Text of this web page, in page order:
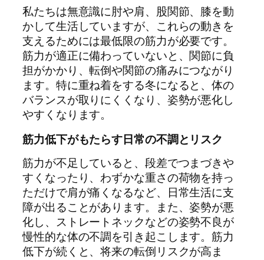
私たちは無意識に肘や肩、股関節、膝を動
かして生活していますが、これらの動きを
支えるためには最低限の筋力が必要です。
筋力が適正に備わっていないと、関節に負
担がかかり、転倒や関節の痛みにつながり
ます。特に重ね着をする冬になると、体の
バランスが取りにくくなり、姿勢が悪化し
やすくなります。
筋力低下がもたらす日常の不調とリスク
筋力が不足していると、段差でつまづきや
すくなったり、わずかな重さの荷物を持っ
ただけで肩が痛くなるなど、日常生活に支
障が出ることがあります。また、姿勢が悪
化し、ストレートネックなどの姿勢不良が
慢性的な体の不調を引き起こします。筋力
低下が続くと、将来の転倒リスクが高ま